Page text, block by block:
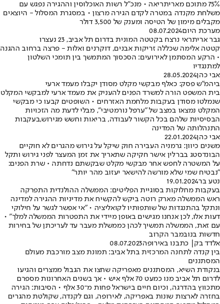
75% מתוכם מאריתריאה • מנכ"ל רשות האוכלוסין וההגירה נפגש עם
משלחת מקנדה במטרה לקדם הגירה מרצון • במסגרת המסלול - היוצאים
מקבלים מימון של הטיסה ומענק של 3,500 דולר
מערכת היום08.07.2024
גבר אריתראי נרצח בקטטה המונית בדרום תל אביב, 23 נעצרו
קטטה אלימה שכללה זריקות אבנים, דוקרנים ואלות - פרצה ברחוב ההגנה
• הרקע המסתמן לאירועים: הסכסוך המתמשך בין תומכי השלטון
למתנגדיו
אבי כהן28.05.2024
ביהמ"ש פסק: כאלף מבקשי מקלט מסודן יקבלו מעמד ארעי
בית המשפט הורה למשרד הפנים להעניק את מעמד ארעי למבקשי המקלט
שנמלטו מסודן בעקבות מלחמת האזרחים • השופטים קבעו כי מבקשי
המקלט נמצאו במצב של "ערפל נורמטיבי", מבלי לדעת מה הזכויות
הבסיסיות שלהם בכל הקשור לעבודה, בריאות וחשש מגירוש,בעקבות
התנהלותה של המדינה
אבי כהן22.01.2024
משנים כיוון: גרמניה העבירה חוק שיקל על גירוש מהגרים לא חוקיים
הבונדסטג בברלין אישר חקיקה שתאריך את זמן המעצר לפני גירוש ותקל
על המשטרה לחפש אחר מבקשי מקלט שבקשתם נדחתה • שרת הפנים:
"נבטיח שמי שלא מורשה להישאר יעזוב מהר יותר"
נטע בר19.01.2024
בעקבות מחלוקות בסוגיית הפליטים: הממשלה ההולנדית התפרקה
ראש הממשלה מארק רוטה ביקש להקשיח את מדיניות ההגירה למדינה
ונתקל בהתנגדות של שותפותיו לקואליציה • "אי אפשר לגשר על חילוקי
דעות אלו, לכן אנחנו מגישים באופן מיידי את התפטרות הממשלה למלך" •
עם זאת, הממשלה תמשיך לכהן כממשלת מעבר עד לעריכתן של בחירות
חדשות בנובמבר הקרוב
אלדד בק | כתבנו באירופה08.07.2023
בין קנדה לתחנה המרכזית בתל אביב: תמונת מצב מורכבת מעולם
המסתננים
בנקודת השיא, המסתננים מאפריקה שחצו את הגבול ממצרים והגיעו
לדרום תל אביב מנו כמעט 70 אלף איש • אך בשנים האחרונות מספרם
מתכווץ בהדרגה, וכיום חיים בישראל פחות מ־30 אלף • הסיבות: הגירה
בחזרה לארצות שונות באפריקה, לאירופה, וגם לקנדה, שקולטת מהגרים